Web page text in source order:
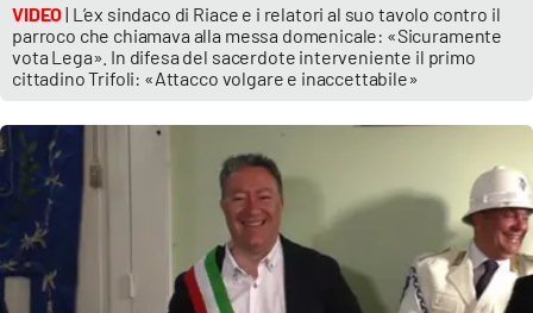
VIDEO| L’ex sindaco di Riace e i relatori al suo tavolo contro il
parroco che chiamava alla messa domenicale: «Sicuramente
vota Lega». In difesa del sacerdote interveniente il primo
cittadino Trifoli: «Attacco volgare e inaccettabile»